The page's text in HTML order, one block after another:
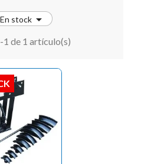
En stock 
de 1 artículo(s)